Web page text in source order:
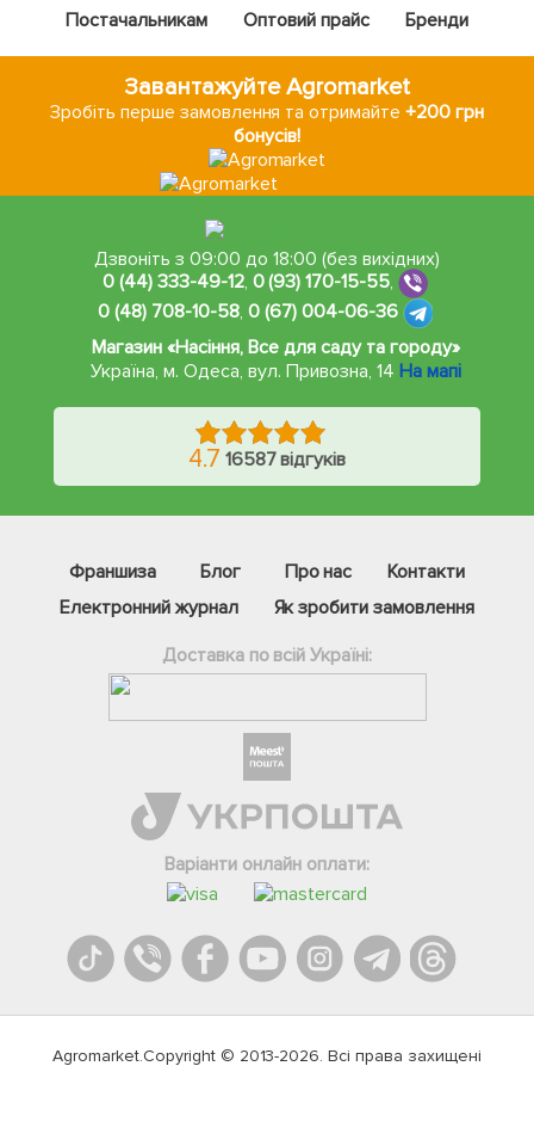
Постачальникам
Оптовий прайс Бренди
Завантажуйте Agromarket
Зробіть перше замовлення та отримайте+200 грн
бонусів!
Дзвоніть з 09:00 до 18:00 (без вихідних)
0 (44) 333-49-12, 0 (93) 170-15-55,
0 (48) 708-10-58, 0 (67) 004-06-36
Магазин «Насіння, Все для саду та городу»
Україна, м. Одеса,вул. Привозна, 14 На мапі
4.7 16587 відгуків
Франшиза Блог Про нас
Контакти
Електронний журнал
Як зробити замовлення
Доставка по всій Україні:
Варіанти онлайн оплати:
Agromarket.Copyright © 2013-2026. Всі права захищені